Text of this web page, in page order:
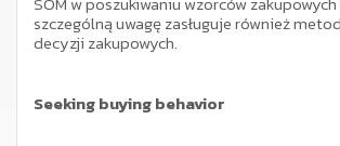
szczególną uwagę zasługuje również
decyzji zakupowych.
Seeking buying behavior